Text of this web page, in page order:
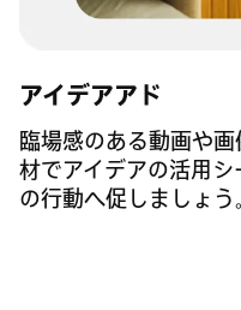
アイデアアド
臨場感のある動画や
材でアイデアの活用
の行動へ促しましょう